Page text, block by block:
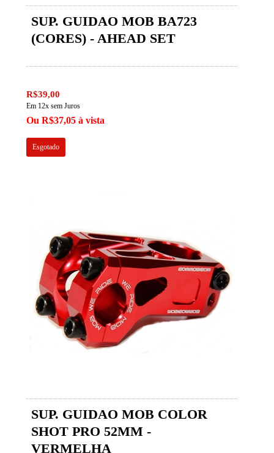
SUP. GUIDAO MOB BA723
(CORES) - AHEAD SET
R$39,00
Em 12x sem Juros
Ou R$37,05 à vista
Esgotado
SUP. GUIDAO MOB COLOR
SHOT PRO 52MM -
VERMELHA